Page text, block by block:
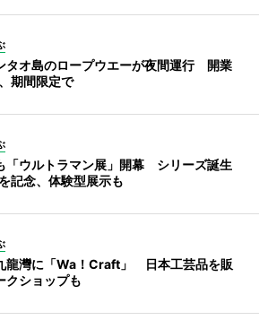
タオ島のロープウエーが夜間運行 開業
期間限定で
「ウルトラマン展」開幕 シリーズ誕生
記念、体験型展示も
龍灣に「Wa！Craft」 日本工芸品を販
クショップも